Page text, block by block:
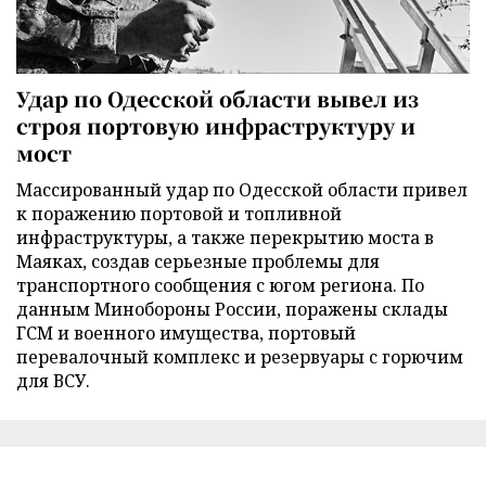
Удар по Одесской области вывел из
строя портовую инфраструктуру и
мост
Массированный удар по Одесской области привел
к поражению портовой и топливной
инфраструктуры, а также перекрытию моста в
Маяках, создав серьезные проблемы для
транспортного сообщения с югом региона. По
данным Минобороны России, поражены склады
ГСМ и военного имущества, портовый
перевалочный комплекс и резервуары с горючим
для ВСУ.